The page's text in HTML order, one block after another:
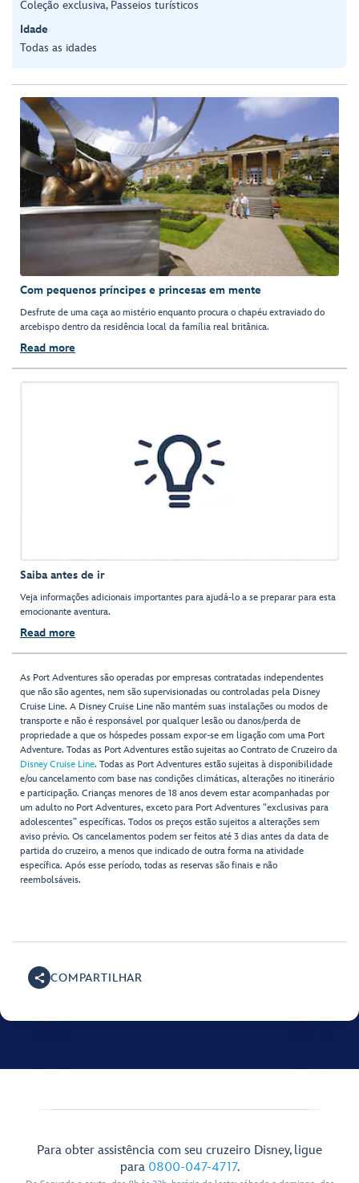
Coleção exclusiva, Passeios turísticos
Idade
Todas as idades
Com pequenos príncipes e princesas em mente
Desfrute de uma caça ao mistério enquanto procura o chapéu extraviado do
arcebispo dentro da residência local da família real britânica.
Read more
Saiba antes de ir
Veja informações adicionais importantes para ajudá-lo a se preparar para esta
emocionante aventura.
Read more
As Port Adventures são operadas por empresas contratadas independentes
que não são agentes, nem são supervisionadas ou controladas pela Disney
Cruise Line. A Disney Cruise Line não mantém suas instalações ou modos de
transporte e não é responsável por qualquer lesão ou danos/perda de
propriedade a que os hóspedes possam expor-se em ligação com uma Port
Adventure. Todas as Port Adventures estão sujeitas ao Contrato de Cruzeiro da
Disney Cruise Line. Todas as Port Adventures estão sujeitas à disponibilidade
e/ou cancelamento com base nas condições climáticas, alterações no itinerário
e participação. Crianças menores de 18 anos devem estar acompanhadas por
um adulto no Port Adventures, exceto para Port Adventures "exclusivas para
adolescentes” específicas. Todos os preços estão sujeitos a alterações sem
aviso prévio. Os cancelamentos podem ser feitos até 3 dias antes da data de
partida do cruzeiro, a menos que indicado de outra forma na atividade
específica. Após esse período, todas as reservas são finais e não
reembolsáveis.
COMPARTILHAR
Para obter assistência com seu cruzeiro Disney, ligue
para 0800-047-4717.